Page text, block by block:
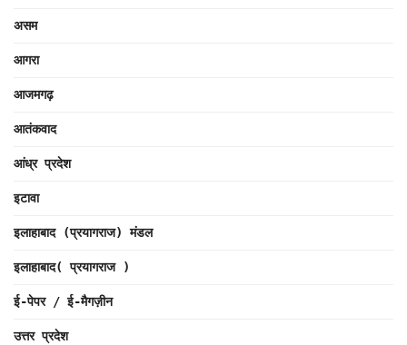
असम
आगरा
आजमगढ़
आतंकवाद
आंध्र प्रदेश
इटावा
इलाहाबाद (प्रयागराज) मंडल
इलाहाबाद( प्रयागराज )
ई-पेपर / ई-मैगज़ीन
उत्तर प्रदेश